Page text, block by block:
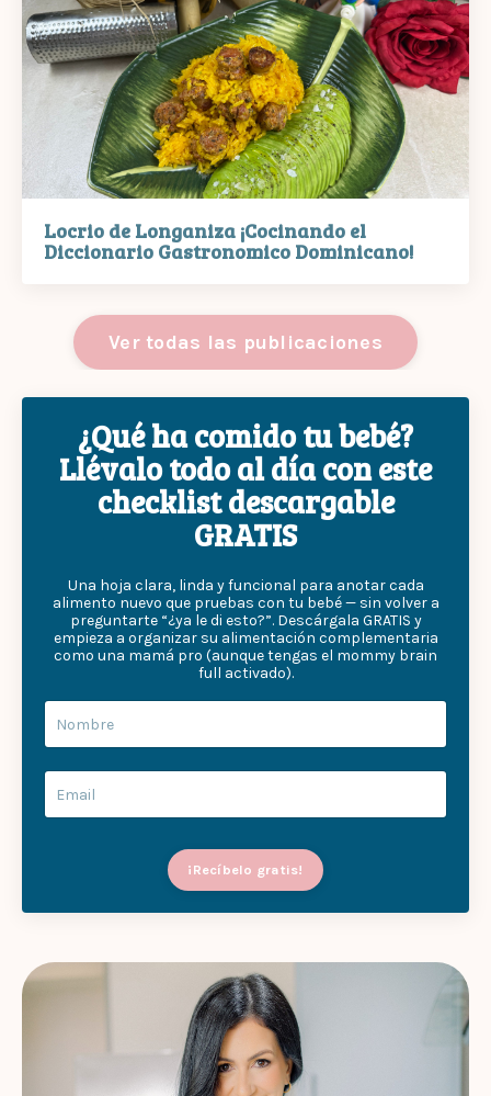
Locrio de Longaniza ¡Cocinando el
Diccionario Gastronomico Dominicano!
Ver todas las publicaciones
¿Qué ha comido tu bebé?
Llévalo todo al día con este
checklist descargable
GRATIS
Una hoja clara, linda y funcional para anotar cada
alimento nuevo que pruebas con tu bebé — sin volver a
preguntarte “¿ya le di esto?”. Descárgala GRATIS y
empieza a organizar su alimentación complementaria
como una mamá pro (aunque tengas el mommy brain
full activado).
¡Recíbelo gratis!